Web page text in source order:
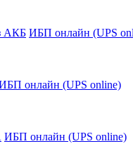
АКБ ИБП онлайн (UPS
онлайн (UPS online)
ИБП онлайн (UPS online)